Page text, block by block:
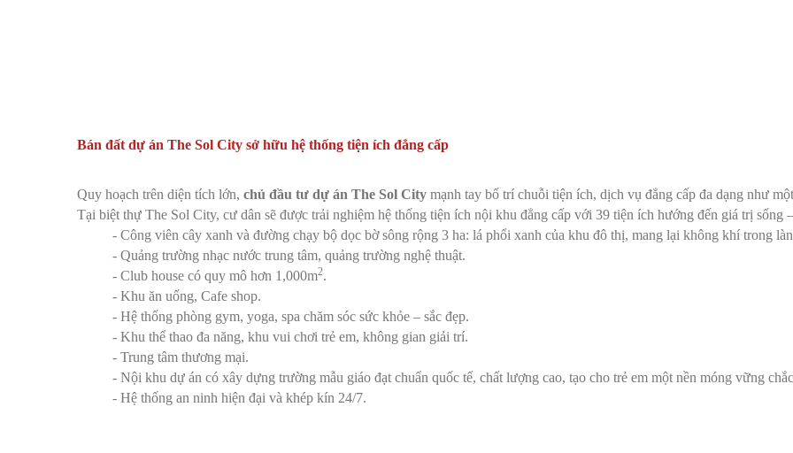
Bán đất dự án The Sol City sở hữu hệ thống tiện ích đẳng cấp
Quy hoạch trên diện tích lớn, chủ đầu tư dự án The Sol City mạnh tay bố trí chuỗi tiện ích, dịch vụ đẳng cấp đa dạng như
Tại biệt thự The Sol City, cư dân sẽ được trải nghiệm hệ thống tiện ích nội khu đẳng cấp với 39 tiện ích hướng đến giá trị sống
- Công viên cây xanh và đường chạy bộ dọc bờ sông rộng 3 ha: lá phổi xanh của khu đô thị, mang lại không khí trong
- Quảng trường nhạc nước trung tâm, quảng trường nghệ thuật.
- Club house có quy mô hơn 1,000m2.
- Khu ăn uống, Cafe shop.
- Hệ thống phòng gym, yoga, spa chăm sóc sức khỏe – sắc đẹp.
- Khu thể thao đa năng, khu vui chơi trẻ em, không gian giải trí.
- Trung tâm thương mại.
- Nội khu dự án có xây dựng trường mẫu giáo đạt chuẩn quốc tế, chất lượng cao, tạo cho trẻ em một nền móng vững
- Hệ thống an ninh hiện đại và khép kín 24/7.